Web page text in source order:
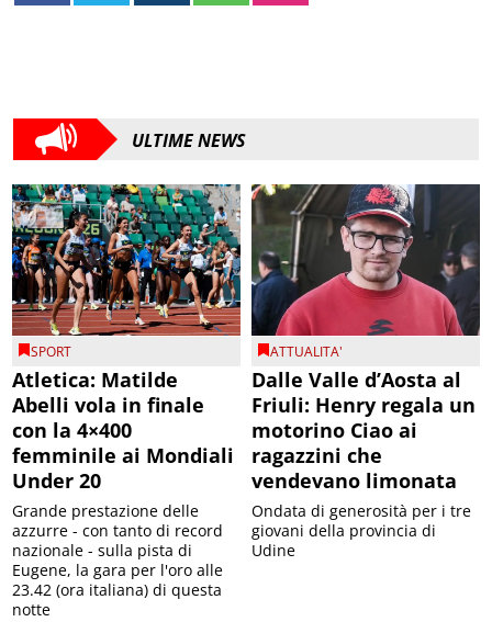
ULTIME NEWS
SPORT
Atletica: Matilde
Abelli vola in finale
con la 4×400
femminile ai Mondiali
Under 20
Grande prestazione delle
azzurre - con tanto di record
nazionale - sulla pista di
Eugene, la gara per l'oro alle
23.42 (ora italiana) di questa
notte
ATTUALITA'
Dalle Valle d’Aosta al
Friuli: Henry regala un
motorino Ciao ai
ragazzini che
vendevano limonata
Ondata di generosità per i tre
giovani della provincia di
Udine